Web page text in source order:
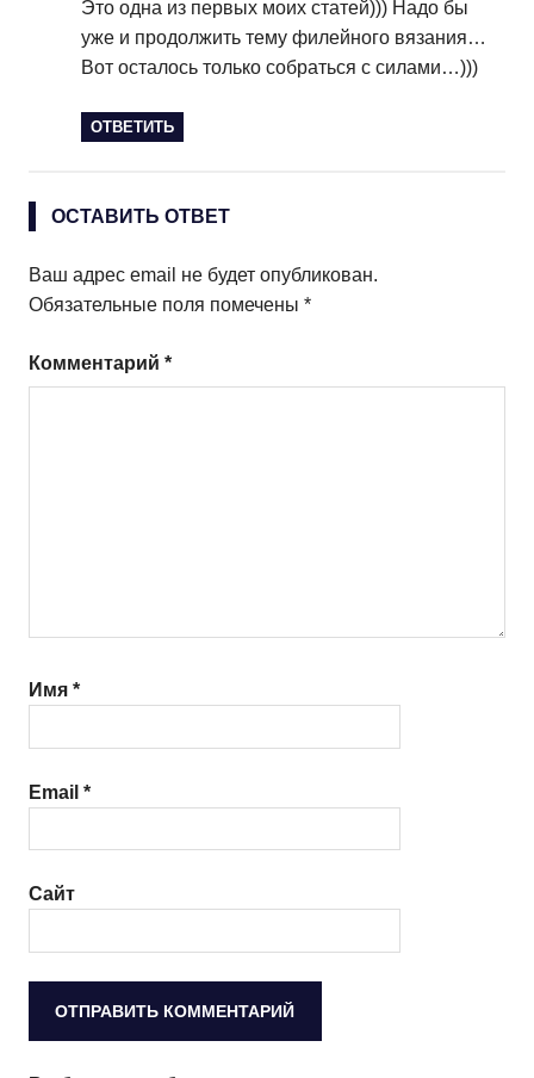
Это одна из первых моих статей))) Надо бы
уже и продолжить тему филейного вязания…
Вот осталось только собраться с силами…)))
ОТВЕТИТЬ
ОСТАВИТЬ ОТВЕТ
Ваш адрес email не будет опубликован.
Обязательные поля помечены *
Комментарий *
Имя *
Email *
Сайт